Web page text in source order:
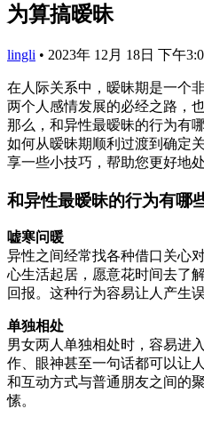
为算搞暧昧
lingli • 2023年 12月 18日 下午
在人际关系中，暧昧期是一个
两个人感情发展的必经之路，
那么，和异性最暧昧的行为有
如何从暧昧期顺利过渡到确定
享一些小技巧，帮助您更好地
和异性最暧昧的行为有哪
嘘寒问暖
异性之间经常找各种借口关心
心生活起居，愿意花时间去了
回报。这种行为容易让人产生
单独相处
男女两人单独相处时，容易进
作、眼神甚至一句话都可以让
和互动方式与普通朋友之间的
愫。